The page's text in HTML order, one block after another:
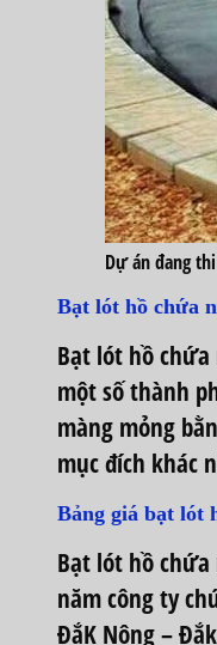
Dự án đang
Bạt lót hồ chứa
Bạt lót hồ
một số thành
màng mỏng
mục đích khác
Bảng giá bạt lót
Bạt lót hồ
năm công ty
ĐắK Nông –